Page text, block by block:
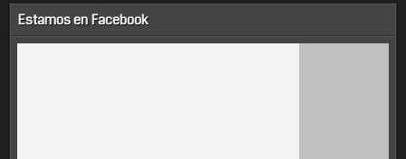
Estamos en Facebook